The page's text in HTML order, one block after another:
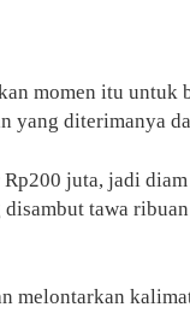
momen itu untuk
yang diterimanya
juta, jadi
tawa
melontarkan